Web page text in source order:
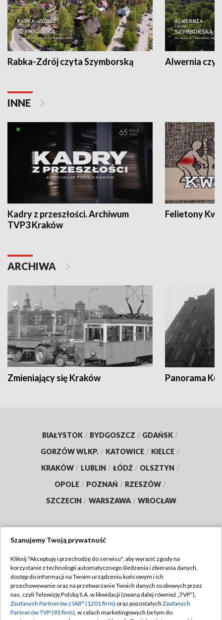
Rabka-Zdrój czyta Szymborską Alwernia
INNE
Kadry z przeszłości. Archiwum
TVP3 Kraków
Felietony
ARCHIWA
Zmieniający się Kraków Panorama
BIAŁYSTOK / BYDGOSZCZ / GDAŃSK /
GORZÓW WLKP. / KATOWICE / KIELCE /
KRAKÓW / LUBLIN / ŁÓDŹ / OLSZTYN /
OPOLE / POZNAŃ / RZESZÓW /
SZCZECIN / WARSZAWA / WROCŁAW
TVP
Abonament TVP
Emisja w TVP
Centrum informacji TVP
Regulamin TVP
Polityka prywatności
Szanujemy Twoją prywatność
Kliknij "Akceptuję i przechodzę do serwisu", aby wyrazić zgody na
korzystanie z technologii automatycznego śledzenia i zbierania danych,
dostęp do informacji na Twoim urządzeniu końcowym i ich
przechowywanie oraz na przetwarzanie Twoich danych osobowych przez
nas, czyli Telewizję Polską S.A. w likwidacji (zwaną dalej również „TVP”),
Zaufanych Partnerów z IAB* (1201 firm) oraz pozostałych Zaufanych
Partnerów TVP (93 firm), w celach marketingowych (w tym do